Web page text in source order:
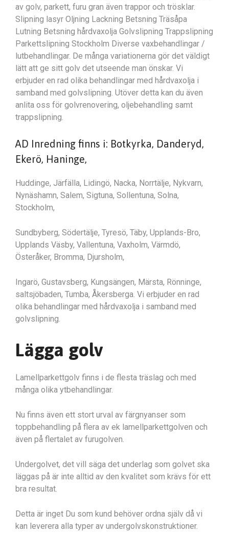
av golv, parkett, furu gran även trappor och trösklar.
Slipning lasyr Oljning Lackning Betsning Träsåpa
Lutning Betsning hårdvaxolja Golvslipning Trappslipning
Parkettslipning Stockholm Diverse vaxbehandlingar /
lutbehandlingar. De många variationerna gör det väldigt
lätt att ge sitt golv det utseende man önskar. Vi
erbjuder en rad olika behandlingar med hårdvaxolja i
samband med golvslipning. Utöver detta kan du även
anlita oss för golvrenovering, oljebehandling samt
trappslipning.
AD Inredning finns i: Botkyrka, Danderyd,
Ekerö, Haninge,
Huddinge, Järfälla, Lidingö, Nacka, Norrtälje, Nykvarn,
Nynäshamn, Salem, Sigtuna, Sollentuna, Solna,
Stockholm,
Sundbyberg, Södertälje, Tyresö, Täby, Upplands-Bro,
Upplands Väsby, Vallentuna, Vaxholm, Värmdö,
Österåker, Bromma, Djursholm,
Ingarö, Gustavsberg, Kungsängen, Märsta, Rönninge,
saltsjöbaden, Tumba, Åkersberga. Vi erbjuder en rad
olika behandlingar med hårdvaxolja i samband med
golvslipning.
Lägga golv
Lamellparkettgolv finns i de flesta träslag och med
många olika ytbehandlingar.
Nu finns även ett stort urval av färgnyanser som
toppbehandling på flera av ek lamellparkettgolven och
även på flertalet av furugolven.
Undergolvet, det vill säga det underlag som golvet ska
läggas på är inte alltid av den kvalitet som krävs för ett
bra resultat.
Detta är inget Du som kund behöver ordna själv då vi
kan leverera alla typer av undergolvskonstruktioner.